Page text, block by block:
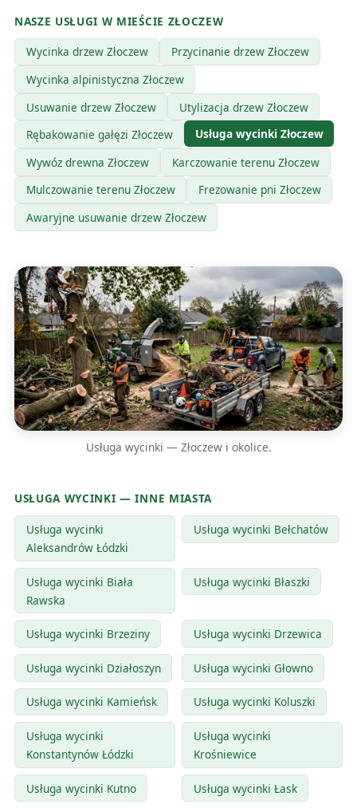
NASZE USŁUGI W MIEŚCIE ZŁOCZEW
Wycinka drzew Złoczew
Przycinanie drzew Złoczew
Wycinka alpinistyczna Złoczew
Usuwanie drzew Złoczew
Utylizacja drzew Złoczew
Rębakowanie gałęzi Złoczew
Usługa wycinki Złoczew
Wywóz drewna Złoczew
Karczowanie terenu Złoczew
Mulczowanie terenu Złoczew
Frezowanie pni Złoczew
Awaryjne usuwanie drzew Złoczew
Usługa wycinki — Złoczew i okolice.
USŁUGA WYCINKI — INNE MIASTA
Usługa wycinki
Aleksandrów Łódzki
Usługa wycinki Bełchatów
Usługa wycinki Biała
Rawska
Usługa wycinki Błaszki
Usługa wycinki Brzeziny Usługa wycinki Drzewica
Usługa wycinki Działoszyn Usługa wycinki Głowno
Usługa wycinki Kamieńsk Usługa wycinki Koluszki
Usługa wycinki
Konstantynów Łódzki
Usługa wycinki
Krośniewice
Usługa wycinki Kutno Usługa wycinki Łask